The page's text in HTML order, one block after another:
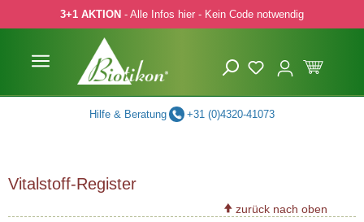
Hauptinhalt springen
Zur Suche springen
Zur Hauptnavigation springen
3+1 AKTION - Alle Infos hier - Kein Code notwendig
Hilfe & Beratung +31 (0)4320-41073
Vitalstoff-Register
zurück nach oben